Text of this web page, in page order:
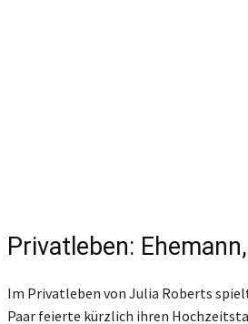
Privatleben:
Im Privatleben von Julia Roberts
Paar feierte kürzlich ihren